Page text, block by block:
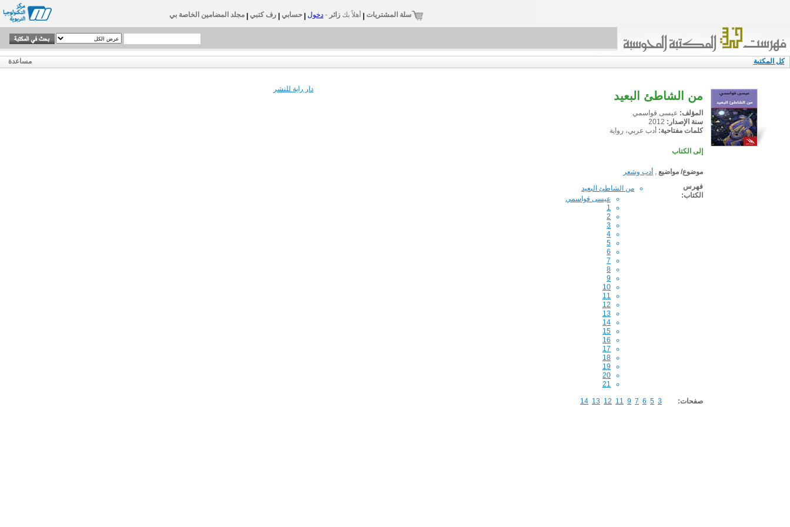
سلة المشتريات أهلاً بك زائر - دخول حسابي رف كتبي مجلد المضامين الخاصة بي
كل المكتبة مساعدة
من الشاطئ البعيد
المؤلف: عيسى قواسمي
سنة الإصدار: 2012
كلمات مفتاحية: أدب عربي، رواية
إلى الكتاب
موضوع/ مواضيع
أدب وشعر
فهرس
الكتاب:
من الشاطئ البعيد
عيسى قواسمي
1
2
3
4
5
6
7
8
9
10
11
12
13
14
15
16
17
18
19
20
21
دار راية للنشر
صفحات: 3
5
6
7
9
11
12
13
14